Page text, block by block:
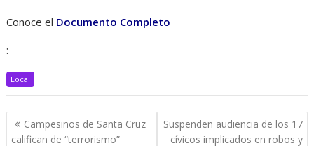
Conoce el Documento Completo
:
Local
Navegación
de
Campesinos de Santa Cruz
califican de “terrorismo”
Suspenden audiencia de los 17
cívicos implicados en robos y